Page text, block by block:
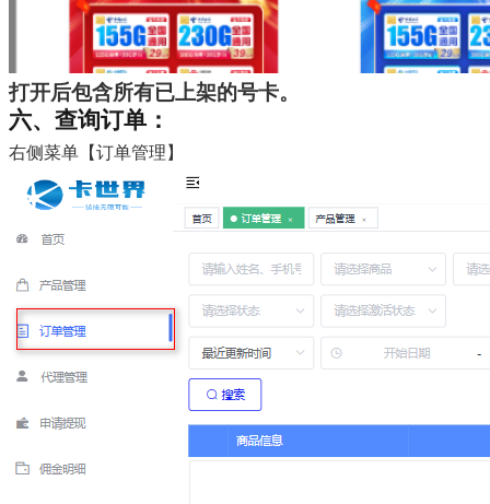
打开后包含所有已上架的号卡。
六、查询订单：
右侧菜单【订单管理】